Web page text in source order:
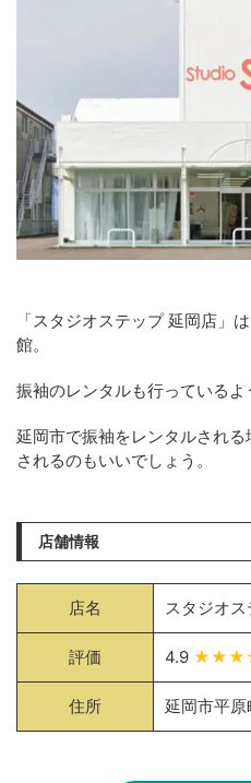
「スタジオステップ 延岡店」
館。
振袖のレンタルも行っているよ
延岡市で振袖をレンタルされ
されるのもいいでしょう。
店舗情報
店名 スタジオ
評価 4.9
住所 延岡市平